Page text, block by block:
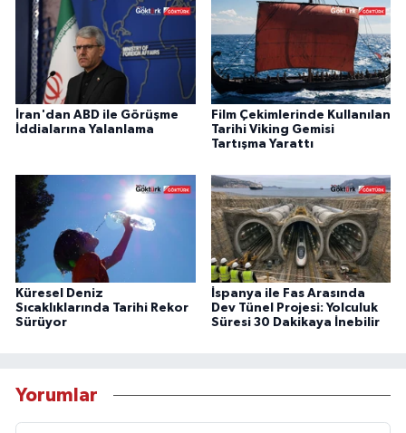
İran'dan ABD ile Görüşme
İddialarına Yalanlama
Film Çekimlerinde Kullanılan
Tarihi Viking Gemisi
Tartışma Yarattı
Küresel Deniz
Sıcaklıklarında Tarihi Rekor
Sürüyor
İspanya ile Fas Arasında
Dev Tünel Projesi: Yolculuk
Süresi 30 Dakikaya İnebilir
Yorumlar